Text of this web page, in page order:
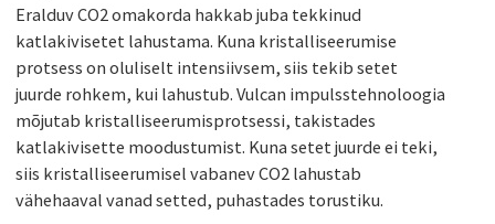
Eralduv CO2 omakorda hakkab juba tekkinud
katlakivisetet lahustama. Kuna kristalliseerumise
protsess on oluliselt intensiivsem, siis tekib setet
juurde rohkem, kui lahustub. Vulcan impulsstehnoloogia
mõjutab kristalliseerumisprotsessi, takistades
katlakivisette moodustumist. Kuna setet juurde ei teki,
siis kristalliseerumisel vabanev CO2 lahustab
vähehaaval vanad setted, puhastades torustiku.